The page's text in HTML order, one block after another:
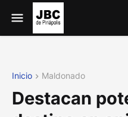
Inicio Maldonado
Destacan